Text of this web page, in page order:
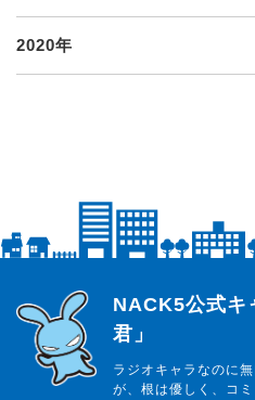
2020年
らじっと君
NACK5公式キ
君」
ラジオキャラなのに
が、根は優しく、コ